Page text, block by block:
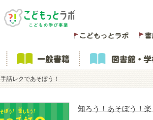
手話レクであそぼう！
知ろう！あそぼう！